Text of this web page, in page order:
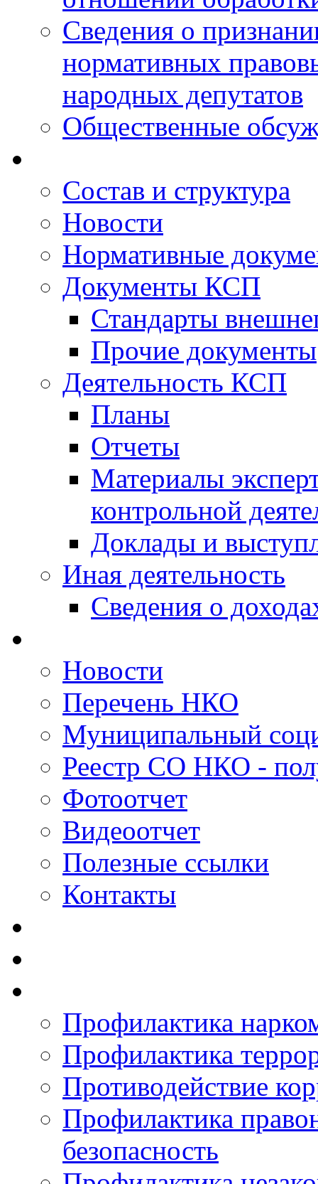
Сведения о
нормативных
народных депутатов
Общественные
Состав и структура
Новости
Нормативные
Документы КСП
Стандарты
Прочие документы
Деятельность КСП
Планы
Отчеты
Материалы
контрольной
Доклады и
Иная деятельность
Сведения о
Новости
Перечень НКО
Муниципальный
Реестр СО НКО -
Фотоотчет
Видеоотчет
Полезные ссылки
Контакты
Профилактика
Профилактика
Противодействие
Профилактика
безопасность